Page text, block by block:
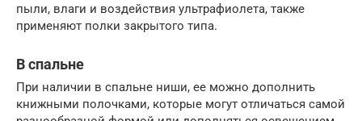
пыли, влаги и воздействия ультрафиолета, также
применяют полки закрытого типа.
В спальне
При наличии в спальне ниши, ее можно дополнить
книжными полочками, которые могут отличаться самой